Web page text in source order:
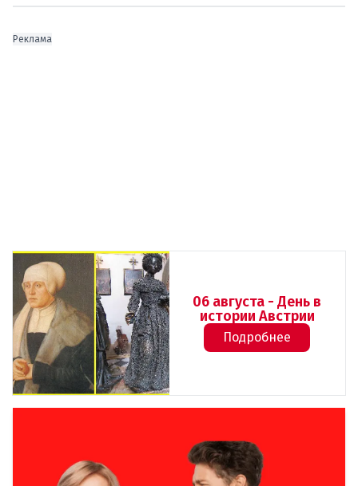
Реклама
06 августа - День в
истории Австрии
Подробнее